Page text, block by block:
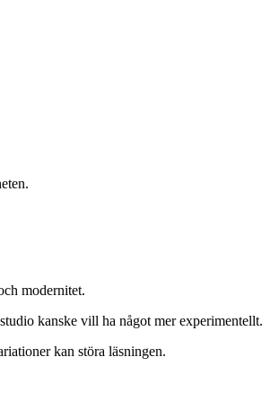
modernitet.
kanske vill ha något mer experimentellt.
kan störa läsningen.